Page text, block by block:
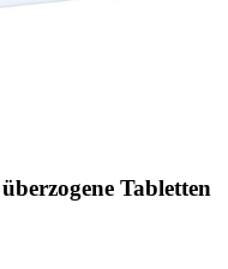
Tabletten